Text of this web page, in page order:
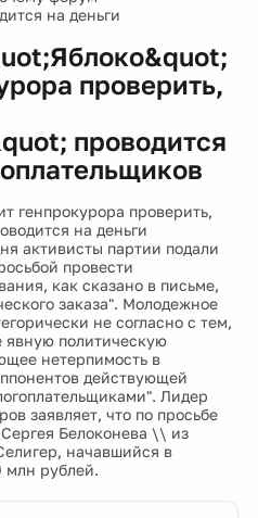
на деньги
проверить,
проводится
генпрокурора проверить,
на деньги
активисты партии подали
провести
как сказано в письме,
заказа". Молодежное
не согласно с тем,
политическую
нетерпимость в
действующей
Лидер
заявляет, что по просьбе
Белоконева \\ из
начавшийся в
млн рублей.